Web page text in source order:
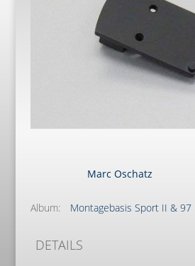
Marc Oschatz
Album: Montagebasis Sport II & 97
DETAILS